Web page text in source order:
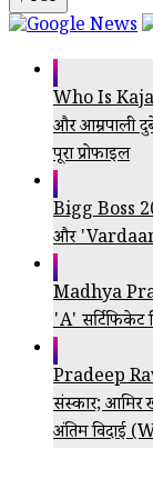
Who Is
और आम्रपाली
पूरा प्रोफाइल
Bigg Boss
और 'Vardaan'
Madhya
'A'
Pradeep
संस्कार; आमिर
अंतिम विदाई